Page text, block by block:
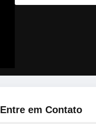
Entre em Contato